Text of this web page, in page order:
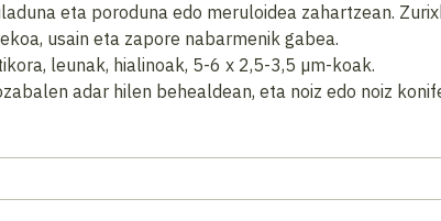
eta poroduna edo meruloidea zahartzean.
usain eta zapore nabarmenik gabea.
leunak, hialinoak, 5-6 x 2,5-3,5 µm-koak.
adar hilen behealdean, eta noiz edo noiz